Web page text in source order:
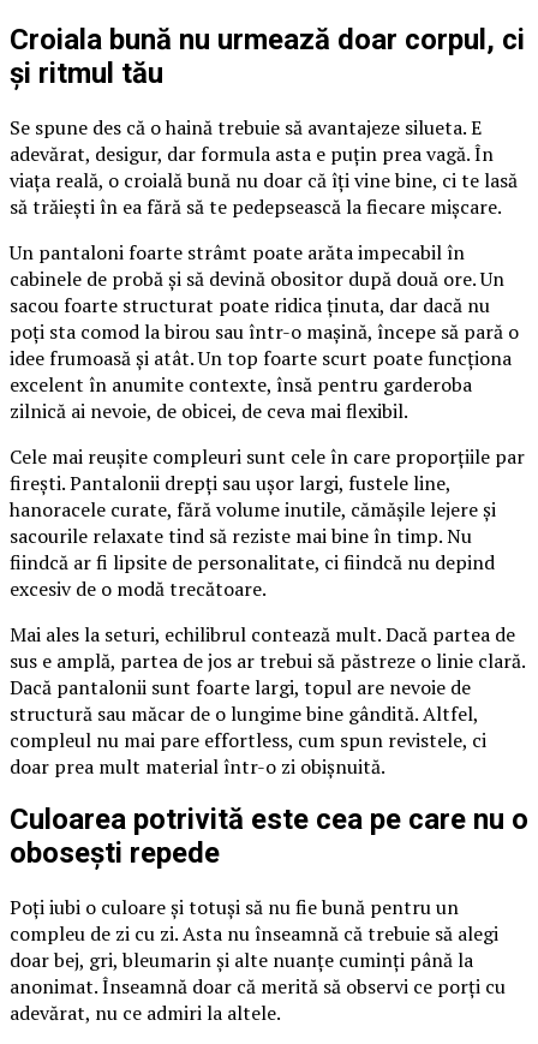
Croiala bună nu urmează doar corpul, ci
și ritmul tău
Se spune des că o haină trebuie să avantajeze silueta. E
adevărat, desigur, dar formula asta e puțin prea vagă. În
viața reală, o croială bună nu doar că îți vine bine, ci te lasă
să trăiești în ea fără să te pedepsească la fiecare mișcare.
Un pantaloni foarte strâmt poate arăta impecabil în
cabinele de probă și să devină obositor după două ore. Un
sacou foarte structurat poate ridica ținuta, dar dacă nu
poți sta comod la birou sau într-o mașină, începe să pară o
idee frumoasă și atât. Un top foarte scurt poate funcționa
excelent în anumite contexte, însă pentru garderoba
zilnică ai nevoie, de obicei, de ceva mai flexibil.
Cele mai reușite compleuri sunt cele în care proporțiile par
firești. Pantalonii drepți sau ușor largi, fustele line,
hanoracele curate, fără volume inutile, cămășile lejere și
sacourile relaxate tind să reziste mai bine în timp. Nu
fiindcă ar fi lipsite de personalitate, ci fiindcă nu depind
excesiv de o modă trecătoare.
Mai ales la seturi, echilibrul contează mult. Dacă partea de
sus e amplă, partea de jos ar trebui să păstreze o linie clară.
Dacă pantalonii sunt foarte largi, topul are nevoie de
structură sau măcar de o lungime bine gândită. Altfel,
compleul nu mai pare effortless, cum spun revistele, ci
doar prea mult material într-o zi obișnuită.
Culoarea potrivită este cea pe care nu o
obosești repede
Poți iubi o culoare și totuși să nu fie bună pentru un
compleu de zi cu zi. Asta nu înseamnă că trebuie să alegi
doar bej, gri, bleumarin și alte nuanțe cuminți până la
anonimat. Înseamnă doar că merită să observi ce porți cu
adevărat, nu ce admiri la altele.